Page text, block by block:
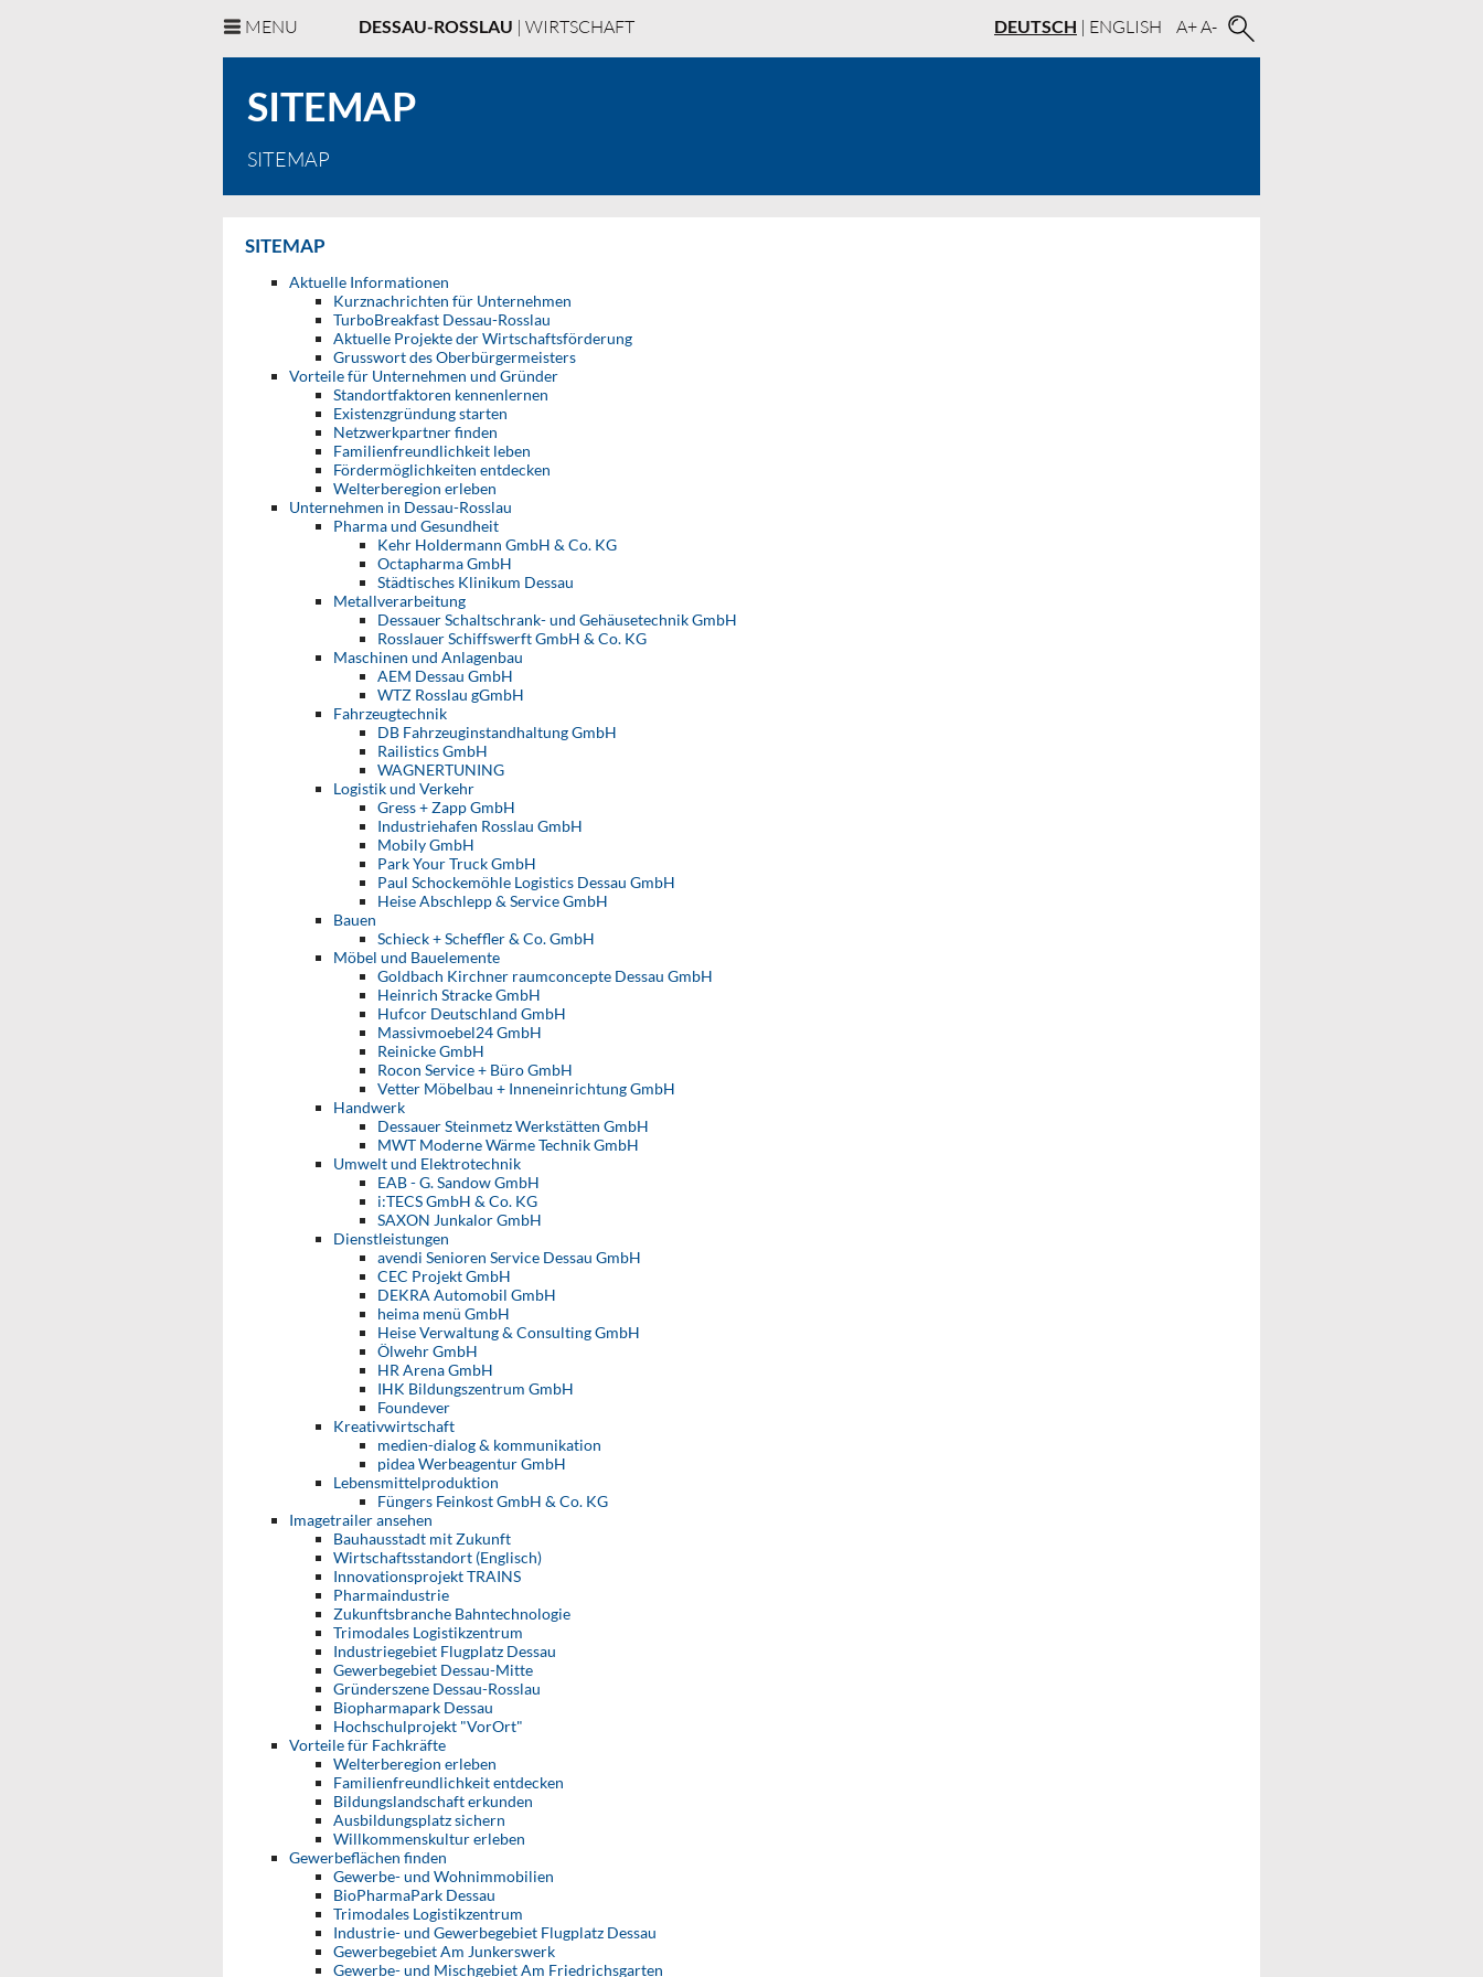
MENU DESSAU-ROSSLAU | WIRTSCHAFT A+A-
DEUTSCH | ENGLISH
SITEMAP
SITEMAP
SITEMAP
Aktuelle Informationen
Kurznachrichten für Unternehmen
TurboBreakfast Dessau-Rosslau
Aktuelle Projekte der Wirtschaftsförderung
Grusswort des Oberbürgermeisters
Vorteile für Unternehmen und Gründer
Standortfaktoren kennenlernen
Existenzgründung starten
Netzwerkpartner finden
Familienfreundlichkeit leben
Fördermöglichkeiten entdecken
Welterberegion erleben
Unternehmen in Dessau-Rosslau
Pharma und Gesundheit
Kehr Holdermann GmbH & Co. KG
Octapharma GmbH
Städtisches Klinikum Dessau
Metallverarbeitung
Dessauer Schaltschrank- und Gehäusetechnik GmbH
Rosslauer Schiffswerft GmbH & Co. KG
Maschinen und Anlagenbau
AEM Dessau GmbH
WTZ Rosslau gGmbH
Fahrzeugtechnik
DB Fahrzeuginstandhaltung GmbH
Railistics GmbH
WAGNERTUNING
Logistik und Verkehr
Gress + Zapp GmbH
Industriehafen Rosslau GmbH
Mobily GmbH
Park Your Truck GmbH
Paul Schockemöhle Logistics Dessau GmbH
Heise Abschlepp & Service GmbH
Bauen
Schieck + Scheffler & Co. GmbH
Möbel und Bauelemente
Goldbach Kirchner raumconcepte Dessau GmbH
Heinrich Stracke GmbH
Hufcor Deutschland GmbH
Massivmoebel24 GmbH
Reinicke GmbH
Rocon Service + Büro GmbH
Vetter Möbelbau + Inneneinrichtung GmbH
Handwerk
Dessauer Steinmetz Werkstätten GmbH
MWT Moderne Wärme Technik GmbH
Umwelt und Elektrotechnik
EAB - G. Sandow GmbH
i:TECS GmbH & Co. KG
SAXON Junkalor GmbH
Dienstleistungen
avendi Senioren Service Dessau GmbH
CEC Projekt GmbH
DEKRA Automobil GmbH
heima menü GmbH
Heise Verwaltung & Consulting GmbH
Ölwehr GmbH
HR Arena GmbH
IHK Bildungszentrum GmbH
Foundever
Kreativwirtschaft
medien-dialog & kommunikation
pidea Werbeagentur GmbH
Lebensmittelproduktion
Füngers Feinkost GmbH & Co. KG
Imagetrailer ansehen
Bauhausstadt mit Zukunft
Wirtschaftsstandort (Englisch)
Innovationsprojekt TRAINS
Pharmaindustrie
Zukunftsbranche Bahntechnologie
Trimodales Logistikzentrum
Industriegebiet Flugplatz Dessau
Gewerbegebiet Dessau-Mitte
Gründerszene Dessau-Rosslau
Biopharmapark Dessau
Hochschulprojekt "VorOrt"
Vorteile für Fachkräfte
Welterberegion erleben
Familienfreundlichkeit entdecken
Bildungslandschaft erkunden
Ausbildungsplatz sichern
Willkommenskultur erleben
Gewerbeflächen finden
Gewerbe- und Wohnimmobilien
BioPharmaPark Dessau
Trimodales Logistikzentrum
Industrie- und Gewerbegebiet Flugplatz Dessau
Gewerbegebiet Am Junkerswerk
Gewerbe- und Mischgebiet Am Friedrichsgarten